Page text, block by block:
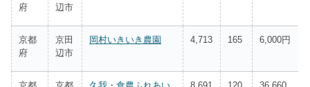
府
辺市
京都
府
京田
辺市
岡村いきいき農園 4,713 165 6,000円